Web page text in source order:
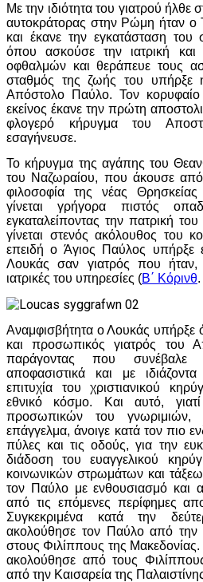
Με την ιδιότητα του γιατρού
αυτοκράτορας στην Ρώμη ήταν ο
και έκανε την εγκατάσταση
όπου ασκούσε την ιατρική και
οφθαλμών και θεράπευε τους
σταθμός της ζωής του υπήρξε
Απόστολο Παύλο. Τον
εκείνος έκανε την πρώτη
φλογερό κήρυγμα του
εσαγήνευσε.
Το κήρυγμα της αγάπης του
του Ναζωραίου, που άκουσε
φιλοσοφία της νέας
γίνεται γρήγορα πιστός
εγκαταλείποντας την πατρική
γίνεται στενός ακόλουθος του
επειδή ο Άγιος Παύλος υπήρξε
Λουκάς σαν γιατρός που ήταν,
ιατρικές του υπηρεσίες (Β΄ Κόρινθ.
Αναμφισβήτητα ο Λουκάς υπήρξε
και προσωπικός γιατρός του
παράγοντας που συνέβαλε
αποφασιστικά και με
επιτυχία του χριστιανικού
εθνικό κόσμο. Και αυτό,
προσωπικών του γνωριμιών,
επάγγελμα, άνοιγε κατά τον πιο
πύλες και τις οδούς, για την
διάδοση του ευαγγελικού
κοινωνικών στρωμάτων και
τον Παύλο με ενθουσιασμό και
από τις επόμενες περίφημες
Συγκεκριμένα κατά την
ακολούθησε τον Παύλο από
στους Φιλίππους της Μακεδονίας.
ακολούθησε από τους
από την Καισαρεία της